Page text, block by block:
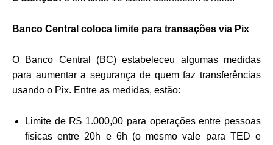
Banco Central coloca limite para transações via Pix
O Banco Central (BC) estabeleceu algumas medidas
para aumentar a segurança de quem faz transferências
usando o Pix. Entre as medidas, estão:
Limite de R$ 1.000,00 para operações entre pessoas
físicas entre 20h e 6h (o mesmo vale para TED e